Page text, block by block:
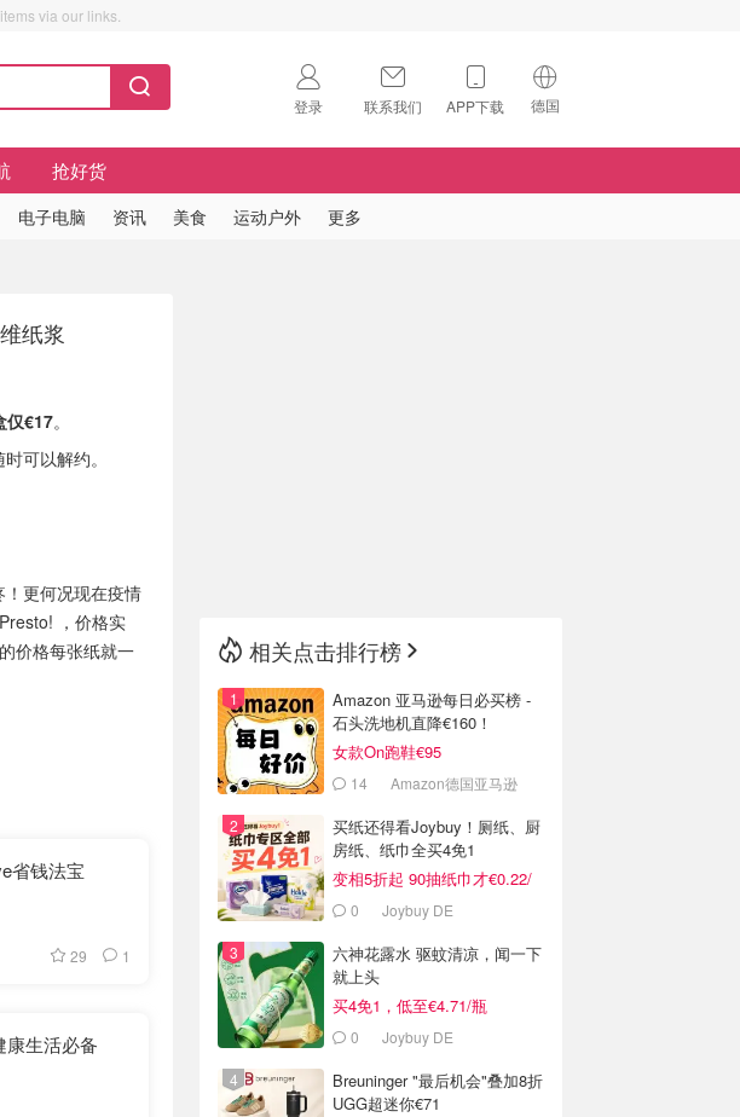
via our links.
登录 联系我们 APP下载 德国
🇺🇸
抢好货
电子电脑 资讯 美食 运动户外 更多
纸浆
仅€17。
可以解约。
更何况现在疫情
，价格实
价格每张纸就一
省钱法宝
29 1
康生活必备
相关点击排行榜
Amazon 亚马逊每日必买榜 -
石头洗地机直降€160！
女款On跑鞋€95
14 Amazon德国亚马逊
买纸还得看Joybuy！厕纸、厨
房纸、纸巾全买4免1
变相5折起 90抽纸巾才€0.22/
包 0 Joybuy DE
六神花露水 驱蚊清凉，闻一下
就上头
买4免1，低至€4.71/瓶
0 Joybuy DE
Breuninger "最后机会"叠加8折
UGG超迷你€71